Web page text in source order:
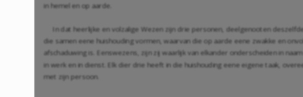
in hemel en op aarde.
In dat heerlijke en volzalige Wezen zijn drie personen, deelgenooten
die samen eene huishouding vormen, waarvan die op aarde eene zwakke en
afschaduwing is. Eenswezens, zijn zij waarlijk van elkander onderscheiden in
in werk en in dienst. Elk dier drie heeft in die huishouding eene eigene taak,
met zijn persoon.